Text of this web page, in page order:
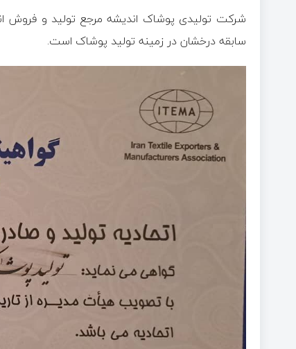
شرکت تولیدی پوشاک اندیشه مرجع تولید و فروش
سابقه درخشان در زمینه تولید پوشاک است.